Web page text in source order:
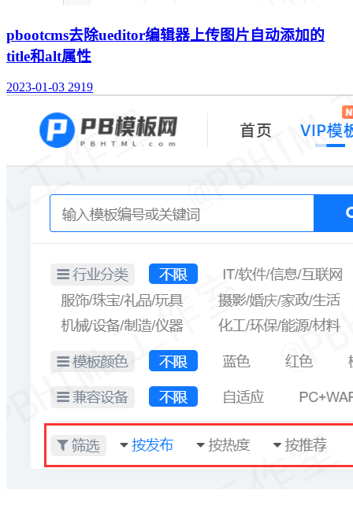
pbootcms去除ueditor编辑器上传图片自动添加的
title和alt属性
2023-01-03 2919